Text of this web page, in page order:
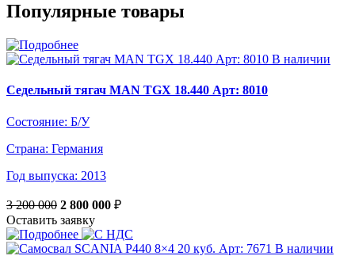
Популярные товары
В наличии
Седельный тягач MAN TGХ 18.440 Арт: 8010
Состояние: Б/У
Страна: Германия
Год выпуска: 2013
3 200 000 2 800 000 ₽
Оставить заявку
В наличии